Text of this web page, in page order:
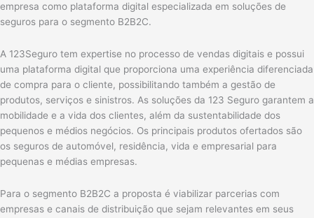
empresa como plataforma digital especializada em soluções de
seguros para o segmento B2B2C.
A 123Seguro tem expertise no processo de vendas digitais e possui
uma plataforma digital que proporciona uma experiência diferenciada
de compra para o cliente, possibilitando também a gestão de
produtos, serviços e sinistros. As soluções da 123 Seguro garantem a
mobilidade e a vida dos clientes, além da sustentabilidade dos
pequenos e médios negócios. Os principais produtos ofertados são
os seguros de automóvel, residência, vida e empresarial para
pequenas e médias empresas.
Para o segmento B2B2C a proposta é viabilizar parcerias com
empresas e canais de distribuição que sejam relevantes em seus